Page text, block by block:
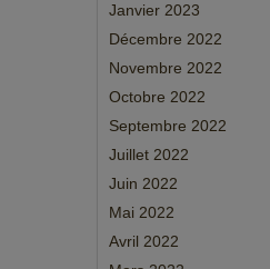
Janvier 2023
Décembre 2022
Novembre 2022
Octobre 2022
Septembre 2022
Juillet 2022
Juin 2022
Mai 2022
Avril 2022